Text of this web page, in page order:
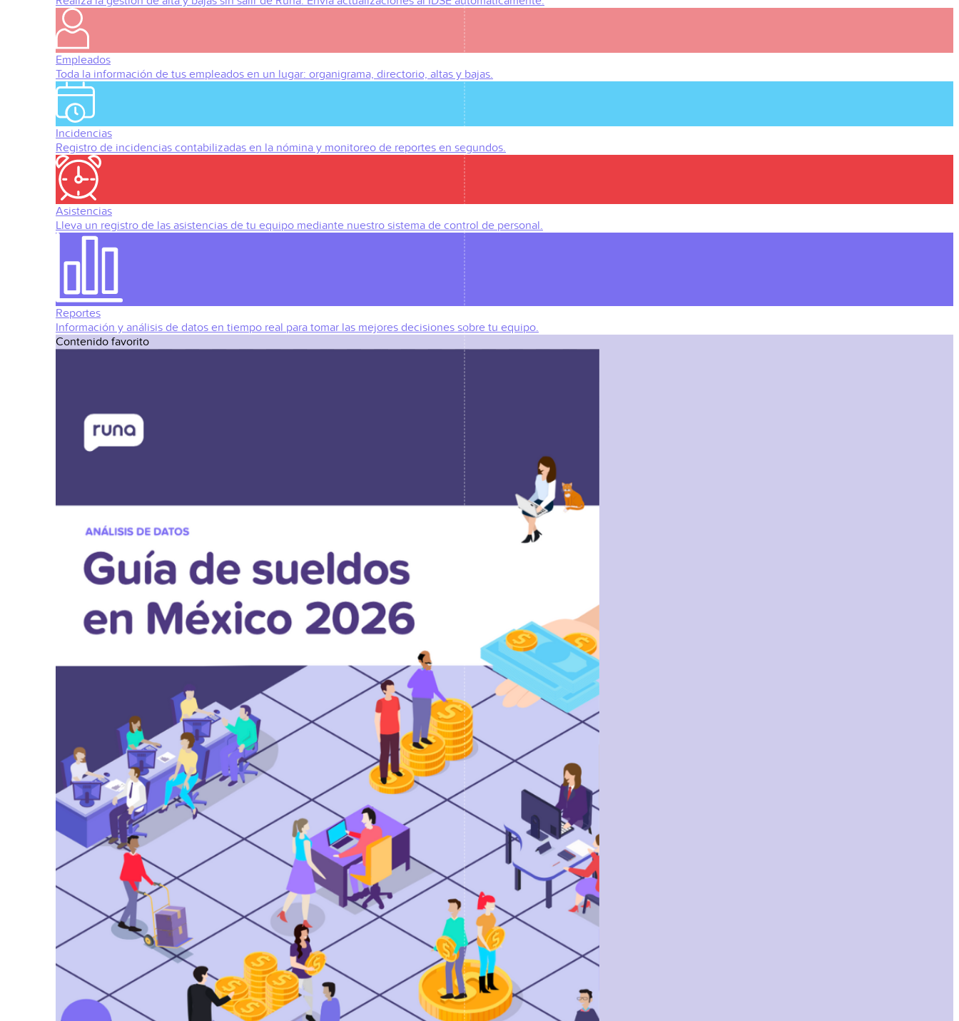
Empleados
Toda la información de tus empleados en un lugar: organigrama, directorio, altas y bajas.
Incidencias
Registro de incidencias contabilizadas en la nómina y monitoreo de reportes en segundos.
Asistencias
Lleva un registro de las asistencias de tu equipo mediante nuestro sistema de control de personal.
Reportes
Información y análisis de datos en tiempo real para tomar las mejores decisiones sobre tu equipo.
Contenido favorito